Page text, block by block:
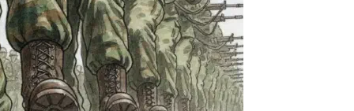
老派約會之實踐
2026年01月31日·1457 字·3 分鐘
分類:隨筆吃喝玩樂